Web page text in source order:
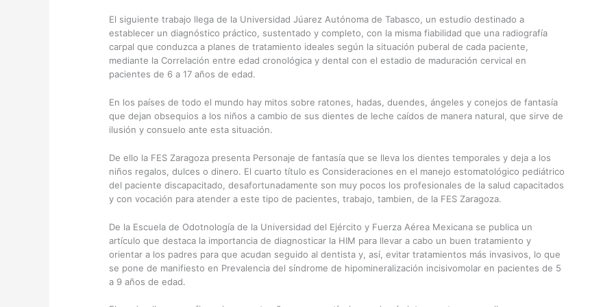
El siguiente trabajo llega de la Universidad Júarez Autónoma de Tabasco, un estudio destinado a
establecer un diagnóstico práctico, sustentado y completo, con la misma fiabilidad que una radiografía
carpal que conduzca a planes de tratamiento ideales según la situación puberal de cada paciente,
mediante la Correlación entre edad cronológica y dental con el estadio de maduración cervical en
pacientes de 6 a 17 años de edad.
En los países de todo el mundo hay mitos sobre ratones, hadas, duendes, ángeles y conejos de fantasía
que dejan obsequios a los niños a cambio de sus dientes de leche caídos de manera natural, que sirve de
ilusión y consuelo ante esta situación.
De ello la FES Zaragoza presenta Personaje de fantasía que se lleva los dientes temporales y deja a los
niños regalos, dulces o dinero. El cuarto título es Consideraciones en el manejo estomatológico pediátrico
del paciente discapacitado, desafortunadamente son muy pocos los profesionales de la salud capacitados
y con vocación para atender a este tipo de pacientes, trabajo, tambien, de la FES Zaragoza.
De la Escuela de Odotnología de la Universidad del Ejército y Fuerza Aérea Mexicana se publica un
artículo que destaca la importancia de diagnosticar la HIM para llevar a cabo un buen tratamiento y
orientar a los padres para que acudan seguido al dentista y, así, evitar tratamientos más invasivos, lo que
se pone de manifiesto en Prevalencia del síndrome de hipomineralización incisivomolar en pacientes de 5
a 9 años de edad.